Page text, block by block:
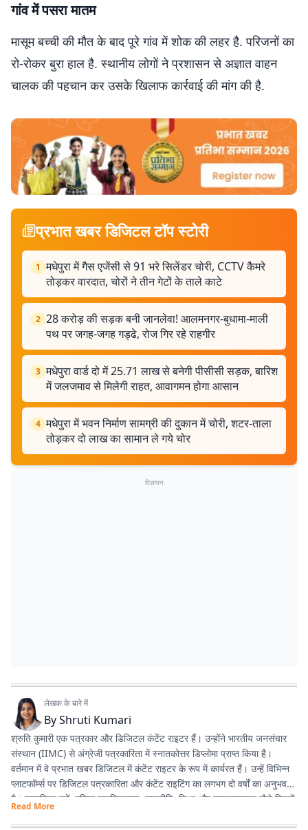
गांव में पसरा मातम
मासूम बच्ची की मौत के बाद पूरे गांव में शोक की लहर है. परिजनों का
रो-रोकर बुरा हाल है. स्थानीय लोगों ने प्रशासन से अज्ञात वाहन
चालक की पहचान कर उसके खिलाफ कार्रवाई की मांग की है.
प्रभात खबर डिजिटल टॉप स्टोरी
1 मधेपुरा में गैस एजेंसी से 91 भरे सिलेंडर चोरी, CCTV कैमरे
तोड़कर वारदात, चोरों ने तीन गेटों के ताले काटे
2 28 करोड़ की सड़क बनी जानलेवा! आलमनगर-बुधामा-माली
पथ पर जगह-जगह गड्ढे, रोज गिर रहे राहगीर
3 मधेपुरा वार्ड दो में 25.71 लाख से बनेगी पीसीसी सड़क, बारिश
में जलजमाव से मिलेगी राहत, आवागमन होगा आसान
4 मधेपुरा में भवन निर्माण सामग्री की दुकान में चोरी, शटर-ताला
तोड़कर दो लाख का सामान ले गये चोर
विज्ञापन
लेखक के बारे में
ByShruti Kumari
श्रुति कुमारी एक पत्रकार और डिजिटल कंटेंट राइटर हैं। उन्होंने भारतीय जनसंचार
संस्थान (IIMC) से अंग्रेजी पत्रकारिता में स्नातकोत्तर डिप्लोमा प्राप्त किया है।
वर्तमान में वे प्रभात खबर डिजिटल में कंटेंट राइटर के रूप में कार्यरत हैं। उन्हें विभिन्न
प्लाटफॉर्म्स पर डिजिटल पत्रकारिता और कंटेंट राइटिंग का लगभग दो वर्षों का अनुभव
है। सामाजिक मुद्दों, महिला सशक्तिकरण, राजनीति, शिक्षा और लाइफस्टाइल जैसे विषयों
पर लिखना उनकी विशेष रुचि का क्षेत्र है। इसके अलावा वे डिजिटल प्लेटफॉर्म के लिए
Read More